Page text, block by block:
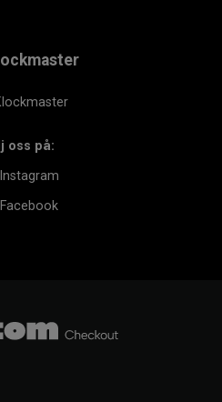
oss på:
Instagram
Facebook